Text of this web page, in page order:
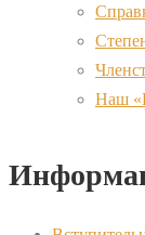
Наш